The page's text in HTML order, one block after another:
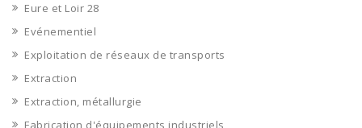
Eure et Loir 28
Evénementiel
Exploitation de réseaux de transports
Extraction
Extraction, métallurgie
Fabrication d'équipements industriels